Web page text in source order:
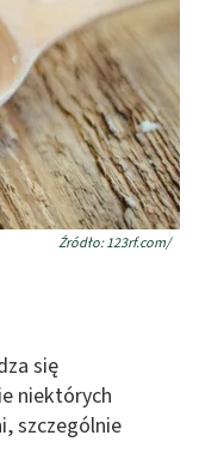
Źródło: 123rf.com/
się
niektórych
szczególnie